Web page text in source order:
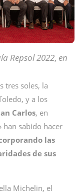
Repsol 2022, en
tres soles, la
y a los
Carlos, en
han sabido hacer
las
de sus
Michelin, el